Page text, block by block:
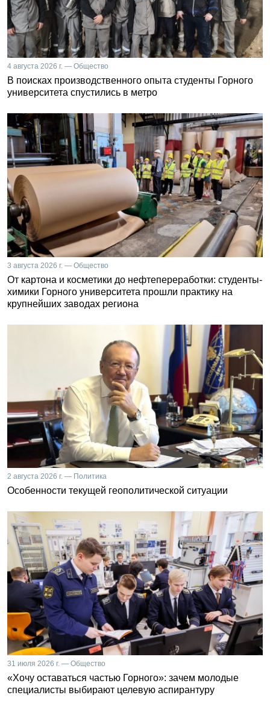
4 августа 2026 г. — Общество
В поисках производственного опыта студенты Горного
университета спустились в метро
3 августа 2026 г. — Общество
От картона и косметики до нефтепереработки: студенты-
химики Горного университета прошли практику на
крупнейших заводах региона
2 августа 2026 г. — Политика
Особенности текущей геополитической ситуации
31 июля 2026 г. — Общество
«Хочу оставаться частью Горного»: зачем молодые
специалисты выбирают целевую аспирантуру